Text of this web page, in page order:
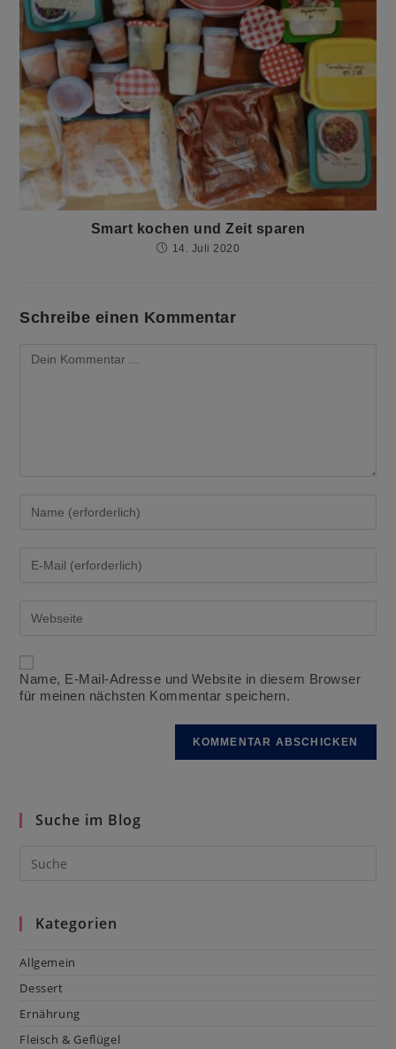
Smart kochen und Zeit sparen
14. Juli 2020
Schreibe einen Kommentar
deinen
Benutzernamen
ein
deine
Adresse
ein
deine
URL
ein
(optional)
Name, E-Mail-Adresse und Website in diesem Browser
für meinen nächsten Kommentar speichern.
Suche im Blog
Kategorien
Allgemein
Dessert
Ernährung
Fleisch & Geflügel